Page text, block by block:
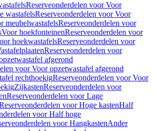
Reserveonderdelen voor Voor
wastafelsReserveonderdelen voor Voor
meubelwastafelsReserveonderdelen voor
Voor hoekfonteinenReserveonderdelen voor
hoekwastafelsReserveonderdelen voor
Reserveonderdelen voor
afgerond
voor Voor opzetwastafel afgerond
rechthoekigReserveonderdelen voor Voor
ZijkastenReserveonderdelen voor
Reserveonderdelen voor Lage
voor Hoge kastenHalf
voor Half hoge
voor HangkastenAnder